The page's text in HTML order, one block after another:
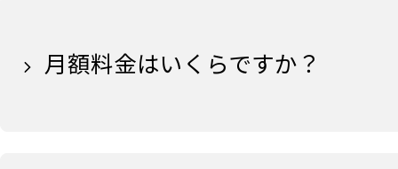
月額料金はいくらですか？